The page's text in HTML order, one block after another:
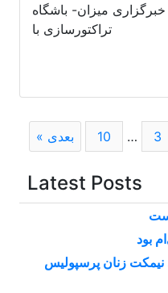
میزان- باشگاه
تراکتورسازی با
Page
3
…
Page
10 بعدی »
Latest Posts
بود
زنان پرسپولیس